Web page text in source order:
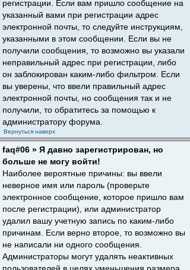
регистрации. Если вам пришло сообщение на
указанный вами при регистрации адрес
электронной почты, то следуйте инструкциям,
указанными в этом сообщении. Если вы не
получили сообщения, то возможно вы указали
неправильный адрес при регистрации, либо
он заблокирован каким-либо фильтром. Если
вы уверены, что ввели правильный адрес
электронной почты, но сообщения так и не
получили, то обратитесь за помощью к
администратору форума.
Вернуться наверх
faq#06 » Я давно зарегистрирован, но
больше не могу войти!
Наиболее вероятные причины: вы ввели
неверное имя или пароль (проверьте
электронное сообщение, которое пришло вам
после регистрации), или администратор
удалил вашу учетную запись по каким-либо
причинам. Если верно второе, то возможно вы
не написали ни одного сообщения.
Администраторы могут удалять неактивных